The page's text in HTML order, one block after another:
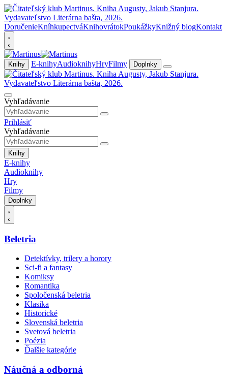
DoručenieKníhkupectváKnihovrátokPoukážkyKnižný blogKontakt
Knihy E-knihyAudioknihyHryFilmy Doplnky
Vyhľadávanie
Prihlásiť
Vyhľadávanie
Knihy
E-knihy
Audioknihy
Hry
Filmy
Doplnky
Beletria
Detektívky, trilery a horory
Sci-fi a fantasy
Komiksy
Romantika
Spoločenská beletria
Klasika
Historické
Slovenská beletria
Svetová beletria
Poézia
Ďalšie kategórie
Náučná a odborná